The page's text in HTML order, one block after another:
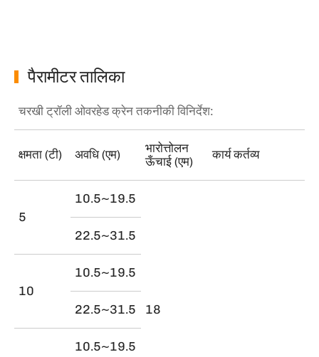
पैरामीटर तालिका
चरखी ट्रॉली ओवरहेड क्रेन तकनीकी विनिर्देश:
क्षमता (टी) अवधि (एम)
भारोत्तोलन
ऊँचाई (एम)
कार्य कर्तव्य
5
10.5~19.5
18
22.5~31.5
10
10.5~19.5
22.5~31.5
10.5~19.5